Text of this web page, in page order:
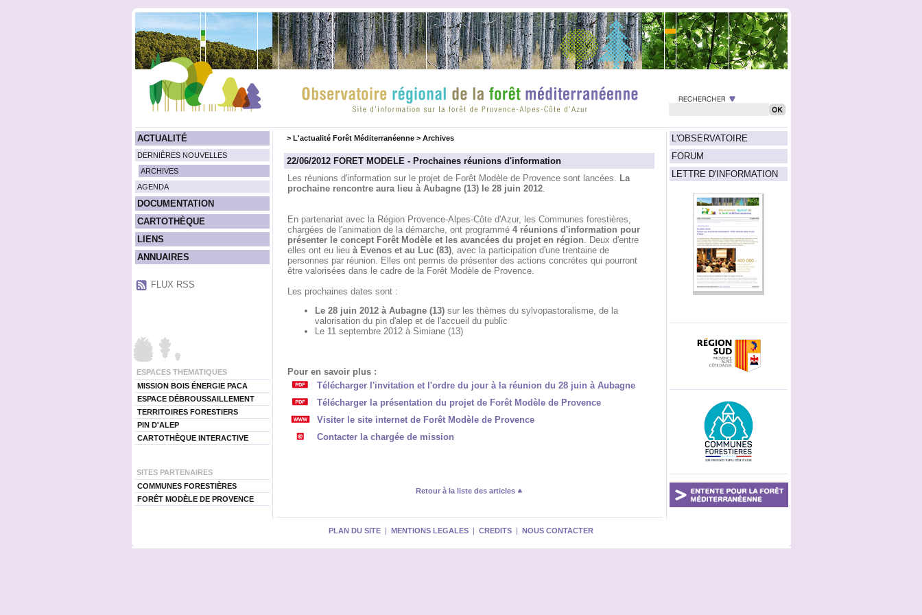
ACTUALITÉ
DERNIÈRES NOUVELLES
ARCHIVES
AGENDA
DOCUMENTATION
CARTOTHÈQUE
LIENS
ANNUAIRES
FLUX RSS
ESPACES THEMATIQUES
MISSION BOIS ÉNERGIE PACA
ESPACE DÉBROUSSAILLEMENT
TERRITOIRES FORESTIERS
PIN D'ALEP
CARTOTHÈQUE INTERACTIVE
SITES PARTENAIRES
COMMUNES FORESTIÈRES
FORÊT MODÈLE DE PROVENCE
L'OBSERVATOIRE
FORUM
LETTRE D'INFORMATION
> L'actualité Forêt Méditerranéenne> Archives
22/06/2012 FORET MODELE - Prochaines réunions d'information
Les réunions d'information sur le projet de Forêt Modèle de Provence sont lancées. La
prochaine rencontre aura lieu à Aubagne (13) le 28 juin 2012.
En partenariat avec la Région Provence-Alpes-Côte d'Azur, les Communes forestières,
chargées de l'animation de la démarche, ont programmé 4 réunions d'information pour
présenter le concept Forêt Modèle et les avancées du projet en région. Deux d'entre
elles ont eu lieu à Evenos et au Luc (83), avec la participation d'une trentaine de
personnes par réunion. Elles ont permis de présenter des actions concrètes qui pourront
être valorisées dans le cadre de la Forêt Modèle de Provence.
Les prochaines dates sont :
Le 28 juin 2012 à Aubagne (13)sur les thèmes du sylvopastoralisme, de la
valorisation du pin d'alep et de l'accueil du public
Le 11 septembre 2012 à Simiane (13)
Pour en savoir plus :
Télécharger l'invitation et l'ordre du jour à la réunion du 28 juin à Aubagne
Télécharger la présentation du projet de Forêt Modèle de Provence
Visiter le site internet de Forêt Modèle de Provence
Contacter la chargée de mission
Retour à la liste des articles
PLAN DU SITE | MENTIONS LEGALES | CREDITS | NOUS CONTACTER